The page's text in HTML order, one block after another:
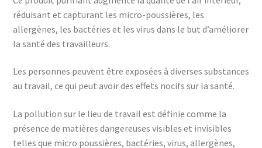
réduisant et capturant les micro-poussières, les
allergènes, les bactéries et les virus dans le but d’améliorer
la santé des travailleurs.
Les personnes peuvent être exposées à diverses substances
au travail, ce qui peut avoir des effets nocifs sur la santé.
La pollution sur le lieu de travail est définie comme la
présence de matières dangereuses visibles et invisibles
telles que micro poussières, bactéries, virus, allergènes,